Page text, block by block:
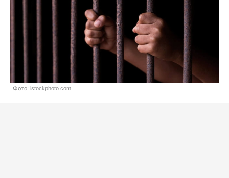
Фото: istockphoto.com